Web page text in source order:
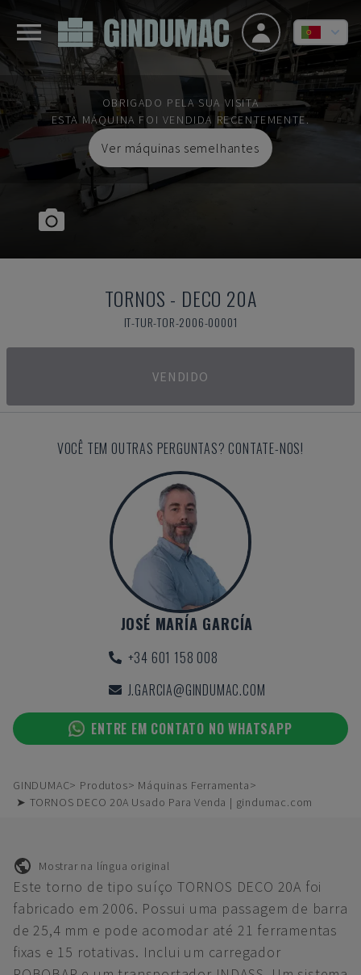
OBRIGADO PELA SUA VISITA
ESTA MÁQUINA FOI VENDIDA RECENTEMENTE.
Ver máquinas semelhantes
TORNOS - DECO 20A
IT-TUR-TOR-2006-00001
VENDIDO
VOCÊ TEM OUTRAS PERGUNTAS? CONTATE-NOS!
JOSÉ MARÍA GARCÍA
+34 601 158 008
J.GARCIA@GINDUMAC.COM
ENTRE EM CONTATO NO WHATSAPP
GINDUMAC Produtos
Máquinas Ferramenta
➤ TORNOS DECO 20A Usado Para Venda | gindumac.com
Mostrar na língua original
Este torno de tipo suíço TORNOS DECO 20A foi
fabricado em 2006. Possui uma passagem de barra
de 25,4 mm e pode acomodar até 21 ferramentas
fixas e 15 rotativas. Inclui um carregador